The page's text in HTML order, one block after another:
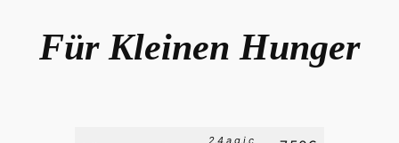
Für Kleinen Hunger
2,4,a,g,i,c